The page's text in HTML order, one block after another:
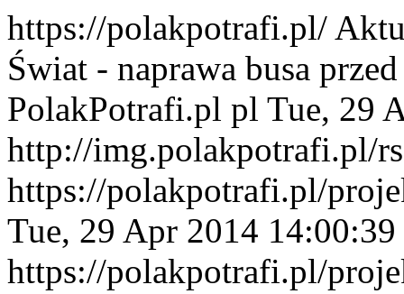
https://polakpotrafi.pl/
Świat - naprawa busa
PolakPotrafi.pl pl Tue, 29
http://img.polakpotrafi.pl/
https://polakpotrafi.pl/
Tue, 29 Apr 2014
https://polakpotrafi.pl/